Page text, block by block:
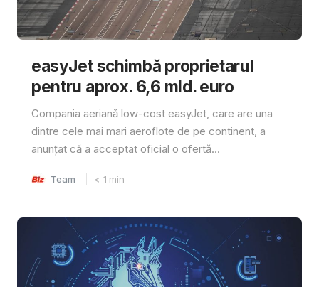
easyJet schimbă proprietarul
pentru aprox. 6,6 mld. euro
Compania aeriană low-cost easyJet, care are una
dintre cele mai mari aeroflote de pe continent, a
anunțat că a acceptat oficial o ofertă...
Team < 1 min